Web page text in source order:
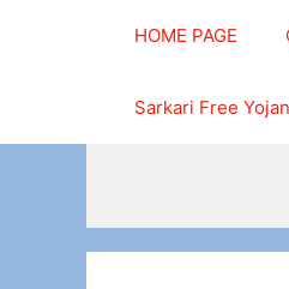
HOME PAGE
Sarkari Free